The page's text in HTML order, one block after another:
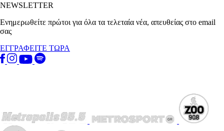
NEWSLETTER
Ενημερωθείτε πρώτοι για όλα τα τελεταία νέα, απευθείας στο email
σας
ΕΓΓΡΑΦΕΙΤΕ ΤΩΡΑ